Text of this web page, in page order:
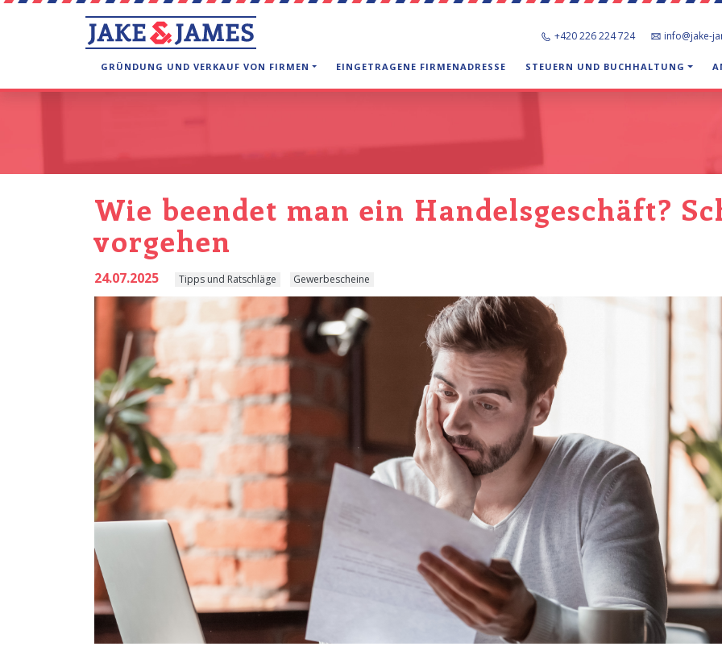
GRÜNDUNG UND VERKAUF VON FIRMEN EINGETRAGENE FIRMENADRESSE STEUERN UND BUCHHALTUNG
+420 226 224 724 info@jake-
Wie beendet man ein Handelsgeschäft?
vorgehen
24.07.2025 Tipps und Ratschläge Gewerbescheine